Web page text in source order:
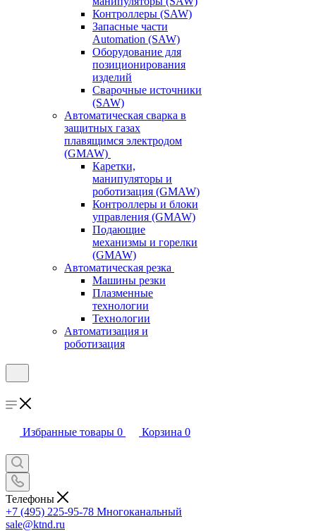
Контроллеры (SAW)
Запасные части
Automation (SAW)
Оборудование для
позиционирования
изделий
Сварочные источники
(SAW)
Автоматическая сварка в
защитных газах
плавящимся электродом
(GMAW)
Каретки,
манипуляторы и
роботизация (GMAW)
Контроллеры и блоки
управления (GMAW)
Подающие
механизмы и горелки
(GMAW)
Автоматическая резка
Машины резки
Плазменные
технологии
Технологии
Автоматизация и
роботизация
Избранные товары 0 Корзина 0
Телефоны
+7 (495) 225-95-78 Многоканальный
sale@ktnd.ru